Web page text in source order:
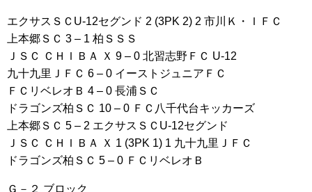
エクサスＳＣU-12セグンド 2 (3PK 2) 2 市川Ｋ・ＩＦＣ
上本郷ＳＣ 3 – 1 柏ＳＳＳ
ＪＳＣ ＣＨＩＢＡ Ｘ 9 – 0 北習志野ＦＣ U-12
九十九里ＪＦＣ 6 – 0 イーストジュニアＦＣ
ＦＣリベレオＢ 4 – 0 長浦ＳＣ
ドラゴンズ柏ＳＣ 10 – 0 ＦＣ八千代台キッカーズ
上本郷ＳＣ 5 – 2 エクサスＳＣU-12セグンド
ＪＳＣ ＣＨＩＢＡ Ｘ 1 (3PK 1) 1 九十九里ＪＦＣ
ドラゴンズ柏ＳＣ 5 – 0 ＦＣリベレオＢ
Ｇ－２ ブロック